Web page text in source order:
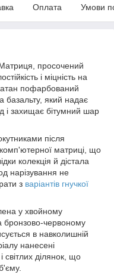
Оплата Умови
просочений
і міцність на
пофарбований
базальту, який надає
і захищає бітумний шар
після
матриці, що
колекція й дістала
нарізування не
з варіантів гнучкої
у хвойному
бронзово-червоному
в навколишній
нанесені
світлих ділянок, що